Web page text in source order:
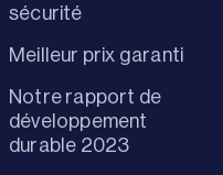
sécurité
Meilleur prix garanti
Notre rapport de
développement
durable 2023